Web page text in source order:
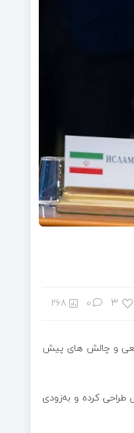
3
0
268
و چالش های پیش
کرده و به‌زودی